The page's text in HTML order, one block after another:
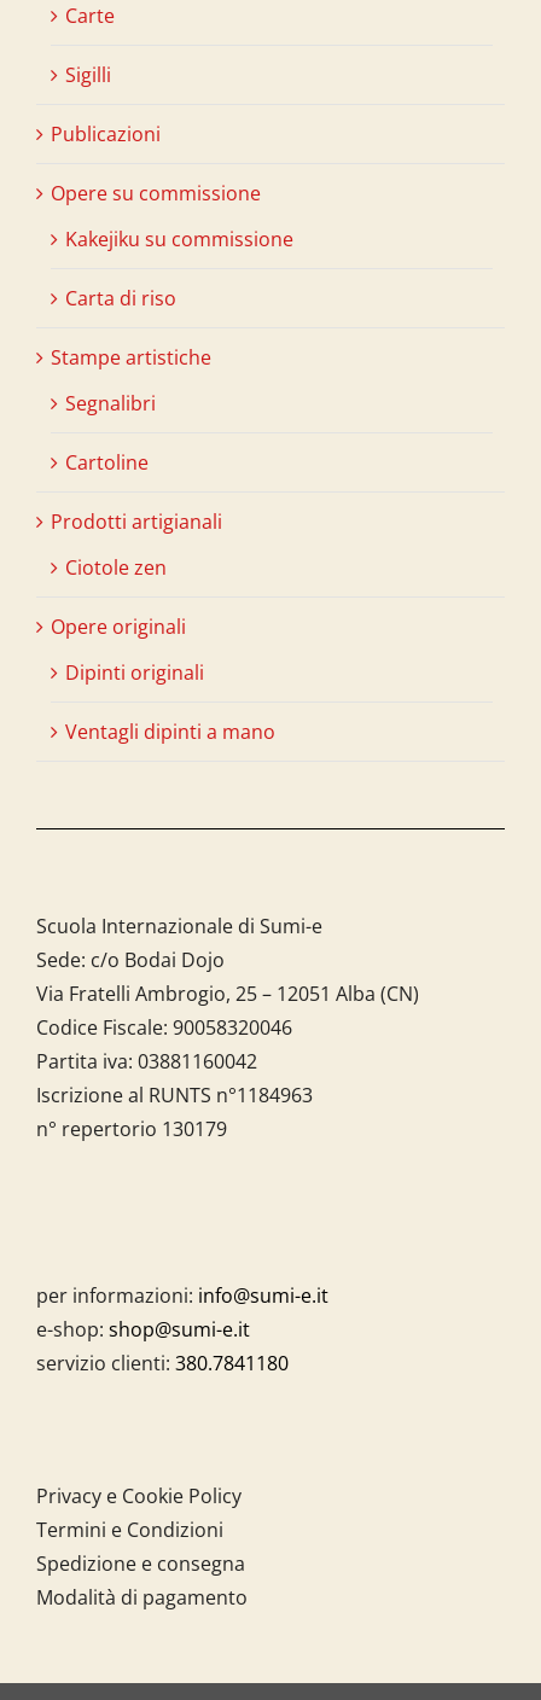
Carte
Sigilli
Publicazioni
Opere su commissione
Kakejiku su commissione
Carta di riso
Stampe artistiche
Segnalibri
Cartoline
Prodotti artigianali
Ciotole zen
Opere originali
Dipinti originali
Ventagli dipinti a mano
Scuola Internazionale di Sumi-e
Sede: c/o Bodai Dojo
Via Fratelli Ambrogio, 25 – 12051 Alba (CN)
Codice Fiscale: 90058320046
Partita iva: 03881160042
Iscrizione al RUNTS n°1184963
n° repertorio 130179
per informazioni: info@sumi-e.it
e-shop: shop@sumi-e.it
servizio clienti: 380.7841180
Privacy e Cookie Policy
Termini e Condizioni
Spedizione e consegna
Modalità di pagamento